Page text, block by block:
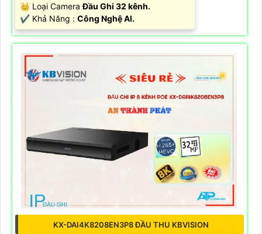
👑 Loại CameraĐầu Ghi 32 kênh.
️✔️ Khả Năng : Công Nghệ AI.
KX-DAI4K8208EN3P8 ĐẦU THU KBVISION